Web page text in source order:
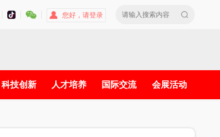
您好，请登录
科技创新 人才培养 国际交流 会展活动